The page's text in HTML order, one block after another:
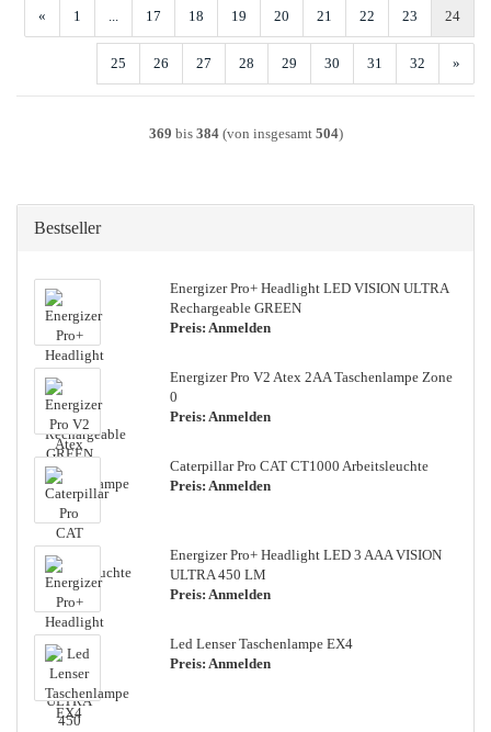
« 1 ... 17 18 19 20 21 22 23 24
25 26 27 28 29 30 31 32 »
369 bis 384(von insgesamt 504)
Bestseller
En­er­gi­zer Pro+ Head­light LED VI­SI­ON ULTRA
Rech­ar­ge­a­ble GREEN
Preis: Anmelden
En­er­gi­zer Pro V2 Atex 2AA Ta­schen­lam­pe Zone
0
Preis: Anmelden
Ca­ter­pil­lar Pro CAT CT1000 Ar­beits­leuch­te
Preis: Anmelden
En­er­gi­zer Pro+ Head­light LED 3 AAA VI­SI­ON
ULTRA 450 LM
Preis: Anmelden
Led Len­ser Ta­schen­lam­pe EX4
Preis: Anmelden